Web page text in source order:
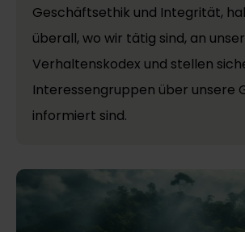
Geschäftsethik und Integrität,
überall, wo wir tätig sind, an
Verhaltenskodex und stellen
Interessengruppen über unsere
informiert sind.